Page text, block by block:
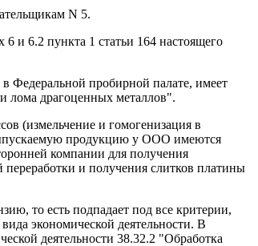
N 5.
и 6.2 пункта 1 статьи 164 настоящего
Федеральной пробирной палате, имеет
лома драгоценных металлов".
(измельчение и гомогенизация в
продукцию у ООО имеются
компании для получения
и получения слитков платины
то есть подпадает под все критерии,
экономической деятельности. В
деятельности 38.32.2 "Обработка